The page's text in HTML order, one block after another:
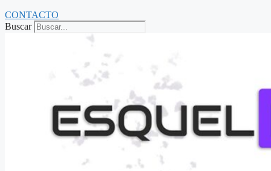
CONTACTO
Buscar